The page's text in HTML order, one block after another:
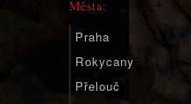
Města:
Praha
Rokycany
Přelouč